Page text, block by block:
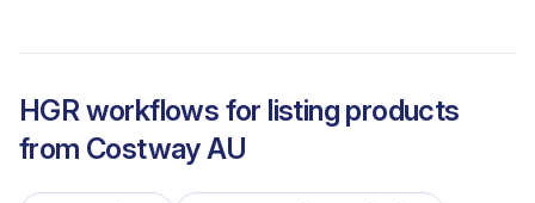
HGR workflows for listing products
from Costway AU